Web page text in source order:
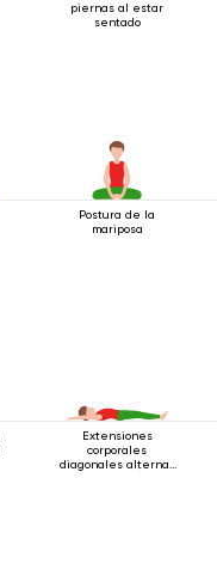
piernas al estar
sentado
Postura de la
mariposa
Extensiones
corporales
diagonales alternas